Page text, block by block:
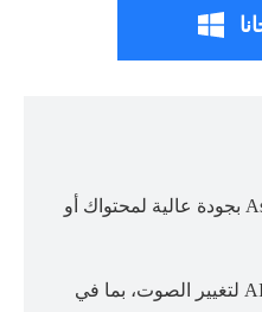
توليد أفضل Asmr AI Voice بجودة عالية لمحتواك أو
أكثر من 300 فلتر صوت AI لتغيير الصوت، بما في